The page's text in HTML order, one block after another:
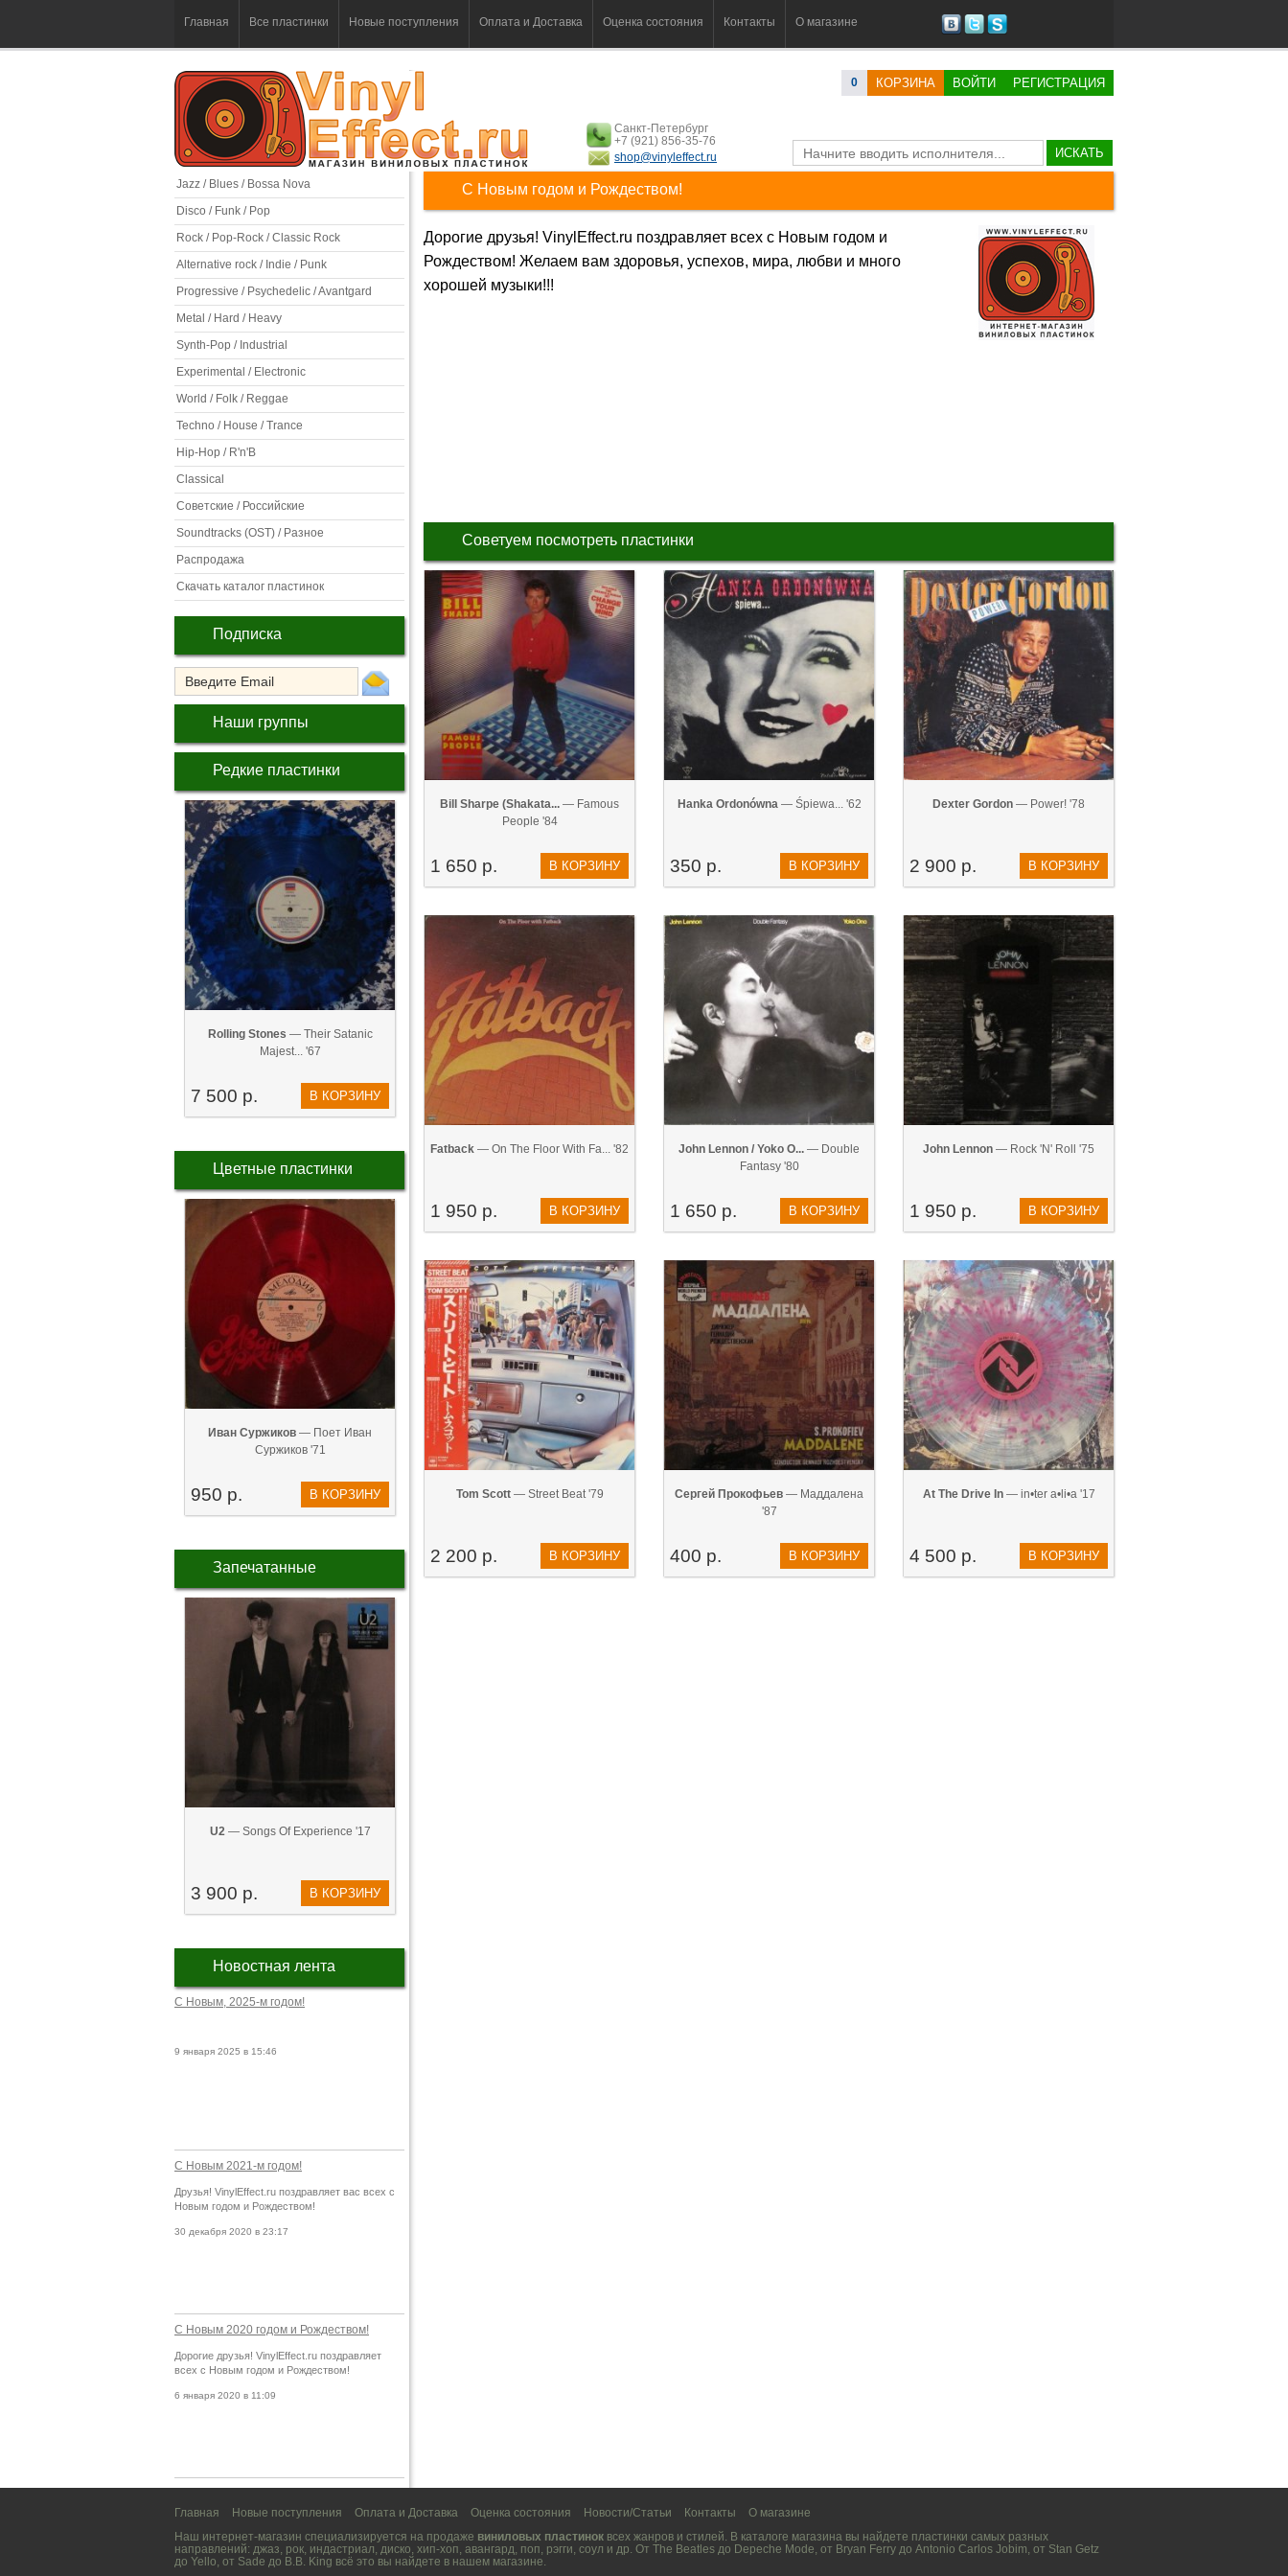
Главная Все пластинки Новые поступления Оплата и Доставка Оценка состояния Контакты О магазине
0 КОРЗИНА ВОЙТИ РЕГИСТРАЦИЯ
Санкт-Петербург
+7 (921) 856-35-76
shop@vinyleffect.ru
ИСКАТЬ
Jazz / Blues / Bossa Nova
Disco / Funk / Pop
Rock / Pop-Rock / Classic Rock
Alternative rock / Indie / Punk
Progressive / Psychedelic / Avantgard
Metal / Hard / Heavy
Synth-Pop / Industrial
Experimental / Electronic
World / Folk / Reggae
Techno / House / Trance
Hip-Hop / R'n'B
Classical
Советские / Российские
Soundtracks (OST) / Разное
Распродажа
Скачать каталог пластинок
Подписка
Наши группы
Редкие пластинки
Rolling Stones — Their Satanic
Majest... '67
7 500 р. В КОРЗИНУ
Цветные пластинки
Иван Суржиков — Поет Иван
Суржиков '71
950 р. В КОРЗИНУ
Запечатанные
U2— Songs Of Experience '17
3 900 р. В КОРЗИНУ
Новостная лента
С Новым, 2025-м годом!
9 января 2025 в 15:46
С Новым 2021-м годом!
Друзья! VinylEffect.ru поздравляет вас всех с
Новым годом и Рождеством!
30 декабря 2020 в 23:17
С Новым 2020 годом и Рождеством!
Дорогие друзья! VinylEffect.ru поздравляет
всех с Новым годом и Рождеством!
6 января 2020 в 11:09
С Новым годом и Рождеством!
Дорогие друзья! VinylEffect.ru поздравляет всех с Новым годом и
Рождеством! Желаем вам здоровья, успехов, мира, любви и много
хорошей музыки!!!
Советуем посмотреть пластинки
Bill Sharpe (Shakata... — Famous
People '84
1 650 р. В КОРЗИНУ
Hanka Ordonówna— Śpiewa... '62
350 р. В КОРЗИНУ
Dexter Gordon — Power! '78
2 900 р. В КОРЗИНУ
Fatback — On The Floor With Fa... '82
1 950 р. В КОРЗИНУ
John Lennon / Yoko O... — Double
Fantasy '80
1 650 р. В КОРЗИНУ
John Lennon — Rock 'N' Roll '75
1 950 р. В КОРЗИНУ
Tom Scott— Street Beat '79
2 200 р. В КОРЗИНУ
Сергей Прокофьев — Маддалена
'87
400 р. В КОРЗИНУ
At The Drive In— in•ter a•li•a '17
4 500 р. В КОРЗИНУ
Главная Новые поступления Оплата и Доставка Оценка состояния Новости/Статьи Контакты
О магазине
Наш интернет-магазин специализируется на продаже виниловых пластинок всех жанров и стилей. В каталоге магазина вы найдете пластинки самых разных
направлений: джаз, рок, индастриал, диско, хип-хоп, авангард, поп, рэгги, соул и др. От The Beatles до Depeche Mode, от Bryan Ferry до Antonio Carlos Jobim, от Stan Getz
до Yello, от Sade до B.B. King всё это вы найдете в нашем магазине.